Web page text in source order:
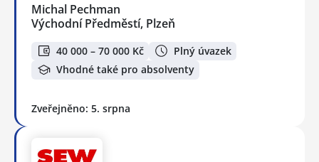
Michal Pechman
Východní Předměstí, Plzeň
40 000 – 70 000 Kč
Plný úvazek
Vhodné také pro absolventy
Zveřejněno: 5. srpna